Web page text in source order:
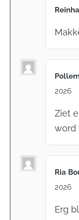
2026
Ziet
word
Ria
2026
Erg